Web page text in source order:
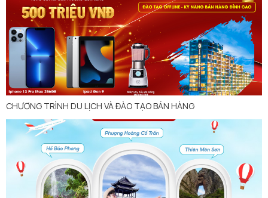
CHƯƠNG TRÌNH DU LỊCH VÀ ĐÀO TẠO BÁN HÀNG